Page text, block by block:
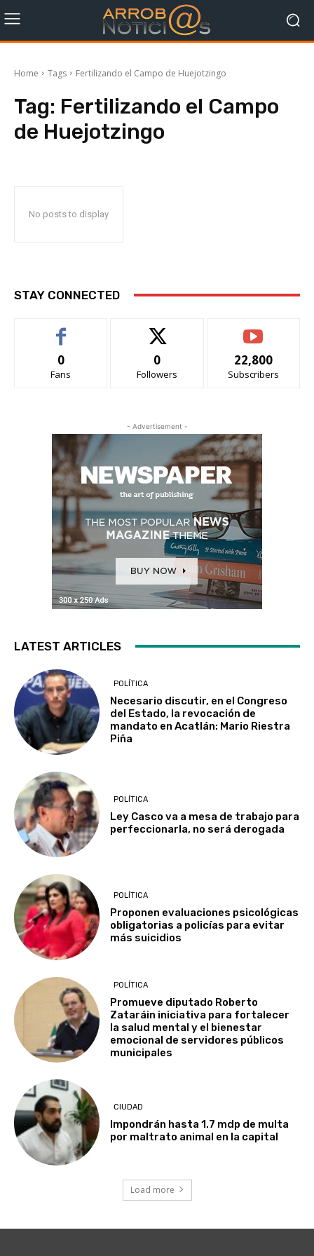
Home Tags Fertilizando el Campo de Huejotzingo
Tag: Fertilizando el Campo
de Huejotzingo
No posts to display
STAY CONNECTED
0
Fans
0
Followers
22,800
Subscribers
- Advertisement -
LATEST ARTICLES
POLÍTICA
Necesario discutir, en el Congreso
del Estado, la revocación de
mandato en Acatlán: Mario Riestra
Piña
POLÍTICA
Ley Casco va a mesa de trabajo para
perfeccionarla, no será derogada
POLÍTICA
Proponen evaluaciones psicológicas
obligatorias a policías para evitar
más suicidios
POLÍTICA
Promueve diputado Roberto
Zataráin iniciativa para fortalecer
la salud mental y el bienestar
emocional de servidores públicos
municipales
CIUDAD
Impondrán hasta 1.7 mdp de multa
por maltrato animal en la capital
Load more